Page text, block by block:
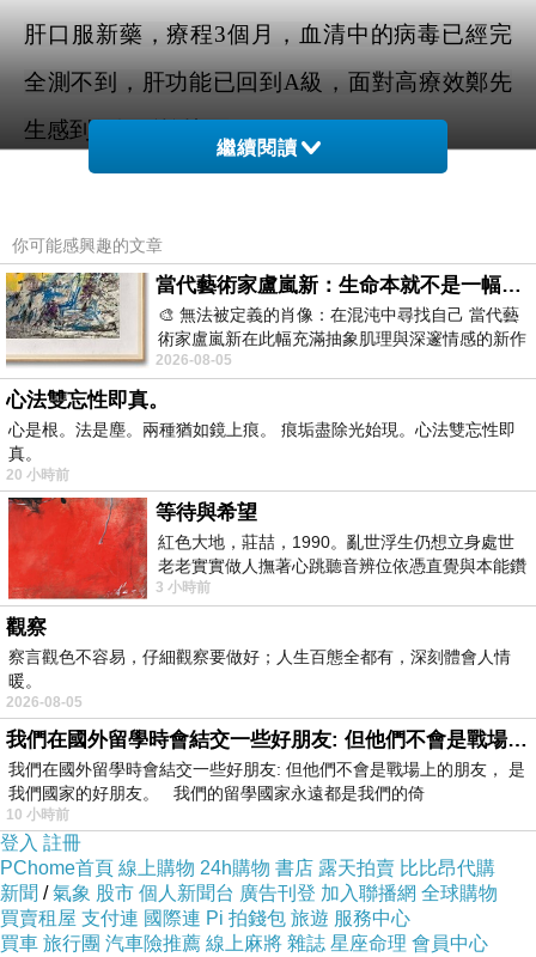
肝口服新藥，療程3個月，血清中的病毒已經完
全測不到，肝功能已回到 A級，面對高療效鄭先
生感到很輕鬆愉快。
牟联瑞醫師表示，慢性C型肝炎的感染是全
走向纖維化、肝硬化，甚至肝癌，亦即所謂的肝
癌三部曲。在台灣約有四十至七十萬人罹患，其
中需要治療的約三十至四十萬人，以往標準流程
是干擾素每週治療一次合併雷巴威林治療 6個
月，成功率依基因型而異，大多在
效還不錯，健保有給付，但最大問題是副作用
強，許多病人因無法忍受而中斷治療，甚至也有
害怕副作用而不敢治療。
3年前第一款全口服藥C肝抗病毒藥物，在歐
美上市，治療超過
乎所有人都可以完成全程治療。台南市立醫院
2015年10月至 2016年9月，總共40位病人接受全
口服抗病毒
26位，平均年齡66.6歲。合併肝癌者23位佔
57.5%，接受過干擾素治療失敗者共15位
繼續閱讀
你可能感興趣的文章
當代藝術家盧嵐新：生命本就不是一幅能被定義的肖像，在混亂與交疊中拼湊完整的靈魂
🎨 無法被定義的肖像：在混沌中尋找自己 當代藝
術家盧嵐新在此幅充滿抽象肌理與深邃情感的新作
中，以灰白為基底，交織著塗抹、刮擦與
2026-08-05
心法雙忘性即真。
心是根。法是塵。兩種猶如鏡上痕。 痕垢盡除光始現。心法雙忘性即
真。
20 小時前
等待與希望
紅色大地，莊喆，1990。亂世浮生仍想立身處世
老老實實做人撫著心跳聽音辨位依憑直覺與本能鑽
向裂隙的亮處探索另一個心聲另一個共鳴的
3 小時前
觀察
察言觀色不容易，仔細觀察要做好；人生百態全都有，深刻體會人情
暖。
2026-08-05
我們在國外留學時會結交一些好朋友: 但他們不會是戰場上的朋友
我們在國外留學時會結交一些好朋友: 但他們不會是戰場上的朋友， 是
我們國家的好朋友。 我們的留學國家永遠都是我們的倚
10 小時前
登入 註冊
PChome首頁 線上購物 24h購物 書店 露天拍賣 比比昂代購
新聞 /氣象 股市 個人新聞台 廣告刊登 加入聯播網 全球購物
買賣租屋 支付連 國際連 Pi 拍錢包 旅遊 服務中心
買車 旅行團 汽車險推薦 線上麻將 雜誌 星座命理 會員中心